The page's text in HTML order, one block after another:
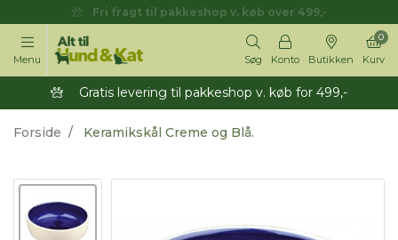
Fri fragt til pakkeshop v. køb over 499,-
Menu Søg Konto Butikken Kurv
0
Gratis levering til pakkeshop v. køb for 499,-
Forside Keramikskål Creme og Blå.